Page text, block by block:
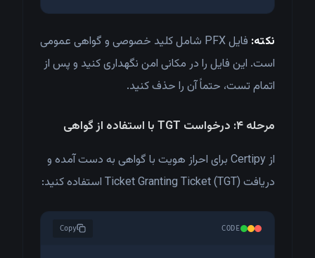
نکته:
فایل PFX شامل کلید خصوصی و گواهی عمومی
است. این فایل را در مکانی امن نگهداری کنید و پس از
اتمام تست، حتماً آن را حذف کنید.
مرحله ۴: درخواست TGT با استفاده از گواهی
از Certipy برای احراز هویت با گواهی به دست آمده و
دریافت Ticket Granting Ticket (TGT) استفاده کنید:
CODE
Copy